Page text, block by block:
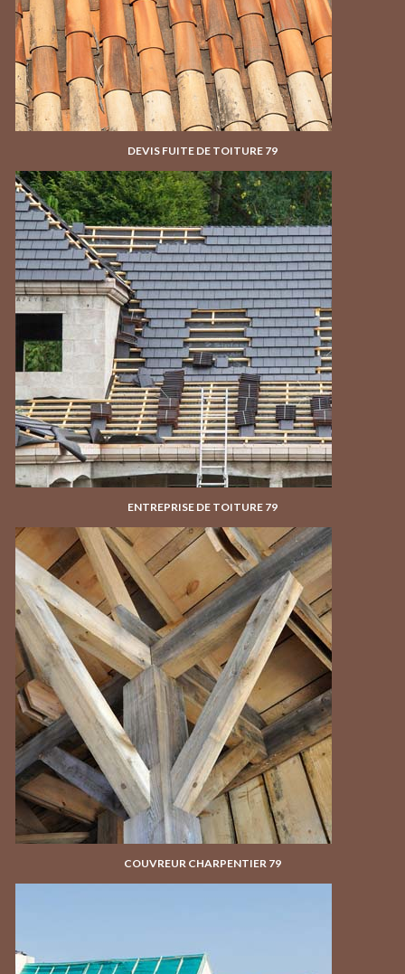
DEVIS FUITE DE TOITURE 79
ENTREPRISE DE TOITURE 79
COUVREUR CHARPENTIER 79